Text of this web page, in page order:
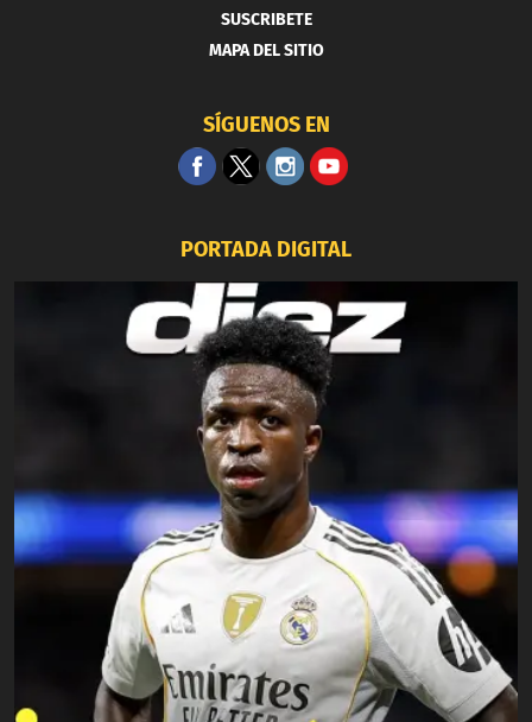
SUSCRIBETE
MAPA DEL SITIO
SÍGUENOS EN
PORTADA DIGITAL